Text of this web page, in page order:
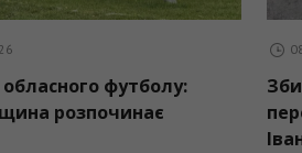
Контури обласного футболу:
Рогатинщина розпочинає